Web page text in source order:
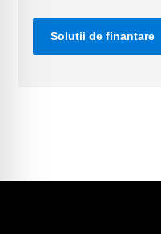
Solutii de finantare